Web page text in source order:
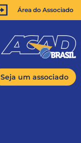
Área do Associado
Seja um associado